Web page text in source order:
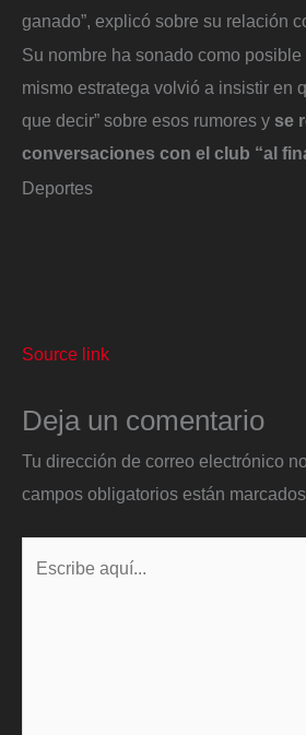
ganado”, explicó sobre su relación
Su nombre ha sonado como
mismo estratega volvió a insistir en
que decir” sobre esos rumores y se
conversaciones con el club “al
Deportes
Source link
Deja un comentario
Tu dirección de correo electrónico
campos obligatorios están